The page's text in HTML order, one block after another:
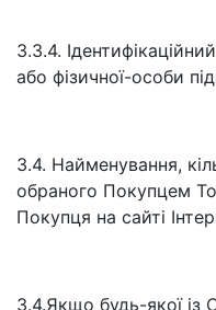
3.3.4.
або фізичної-особи
3.4. Найменування,
обраного Покупцем
Покупця на сайті
3.4.Якщо будь-якої із